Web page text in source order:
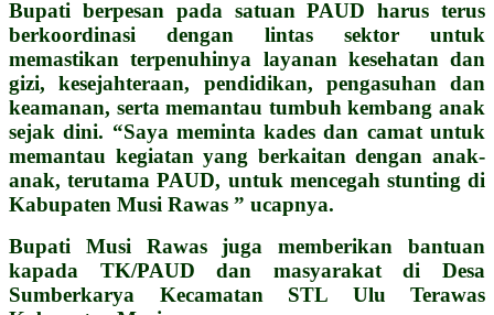
Bupati berpesan pada satuan PAUD harus terus
berkoordinasi dengan lintas sektor untuk
memastikan terpenuhinya layanan kesehatan dan
gizi, kesejahteraan, pendidikan, pengasuhan dan
keamanan, serta memantau tumbuh kembang anak
sejak dini. “Saya meminta kades dan camat untuk
memantau kegiatan yang berkaitan dengan anak-
anak, terutama PAUD, untuk mencegah stunting di
Kabupaten Musi Rawas ” ucapnya.
Bupati Musi Rawas juga memberikan bantuan
kapada TK/PAUD dan masyarakat di Desa
Sumberkarya Kecamatan STL Ulu Terawas